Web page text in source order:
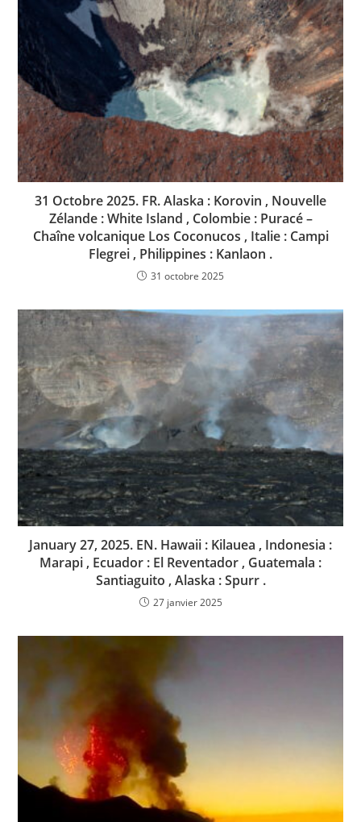
31 Octobre 2025. FR. Alaska : Korovin , Nouvelle
Zélande : White Island , Colombie : Puracé –
Chaîne volcanique Los Coconucos , Italie : Campi
Flegrei , Philippines : Kanlaon .
31 octobre 2025
January 27, 2025. EN. Hawaii : Kilauea , Indonesia :
Marapi , Ecuador : El Reventador , Guatemala :
Santiaguito , Alaska : Spurr .
27 janvier 2025